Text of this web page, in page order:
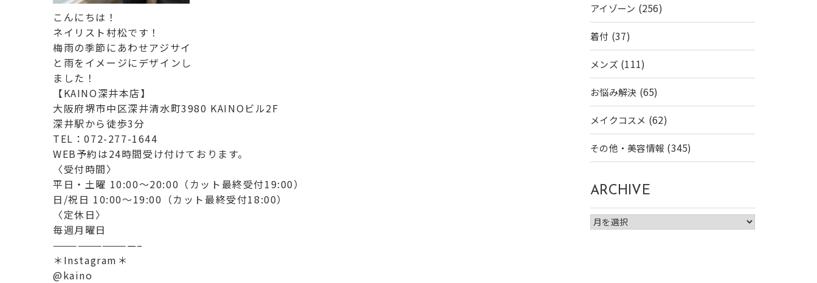
こんにちは！
ネイリスト村松です！
梅雨の季節にあわせアジサイ
と雨をイメージにデザインし
ました！
【KAINO深井本店】
大阪府堺市中区深井清水町3980 KAINOビル2F
深井駅から徒歩3分
TEL：072-277-1644
WEB予約は24時間受け付けております。
〈受付時間〉
平日・土曜 10:00〜20:00（カット最終受付19:00）
日/祝日 10:00～19:00（カット最終受付18:00）
〈定休日〉
毎週月曜日
——————————–
＊Instagram＊
@kaino
アイゾーン (256)
着付 (37)
メンズ (111)
お悩み解決 (65)
メイクコスメ (62)
その他・美容情報 (345)
ARCHIVE